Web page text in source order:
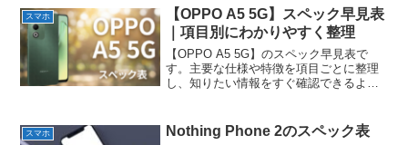
スマホ
【OPPO A5 5G】スペック早見表
｜項目別にわかりやすく整理
【OPPO A5 5G】のスペック早見表で
す。主要な仕様や特徴を項目ごとに整理
し、知りたい情報をすぐ確認できるよう
スマホ Nothing Phone 2のスペック表